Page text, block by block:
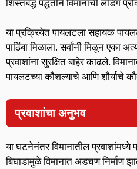
या प्रक्रियेत पायलटला सहायक
पाठिंबा मिळाला. सर्वांनी मिळून एका
प्रवाशांना सुरक्षित बाहेर काढले.
पायलटच्या कौशल्याचे आणि
प्रवाशांचा अनुभव
या घटनेनंतर विमानातील
बिघाडामुळे विमानात अडचण निर्माण